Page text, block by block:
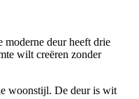
deur heeft drie
wilt creëren zonder
woonstijl. De deur is wit